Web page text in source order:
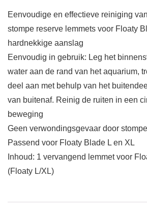
Eenvoudige en effectieve reiniging
stompe reserve lemmets voor Floaty
hardnekkige aanslag
Eenvoudig in gebruik: Leg het
water aan de rand van het aquarium,
deel aan met behulp van het
van buitenaf. Reinig de ruiten in een
beweging
Geen verwondingsgevaar door
Passend voor Floaty Blade L en XL
Inhoud: 1 vervangend lemmet voor
(Floaty L/XL)